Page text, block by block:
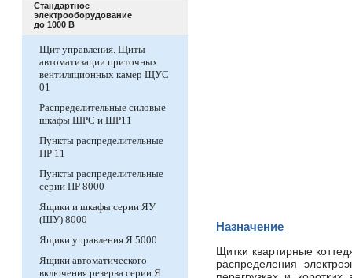
Стандартное
электрооборудование
до 1000 В
Щит управления. Щиты
автоматизации приточных
вентиляционных камер ЩУС
01
Распределительные силовые
шкафы ШРС и ШР11
Пункты распределительные
ПР 11
Пункты распределительные
серии ПР 8000
Ящики и шкафы серии ЯУ
(ШУ) 8000
Ящики управления Я 5000
Ящики автоматического
включения резерва серии Я
Назначение
Щитки квартирные
распределения